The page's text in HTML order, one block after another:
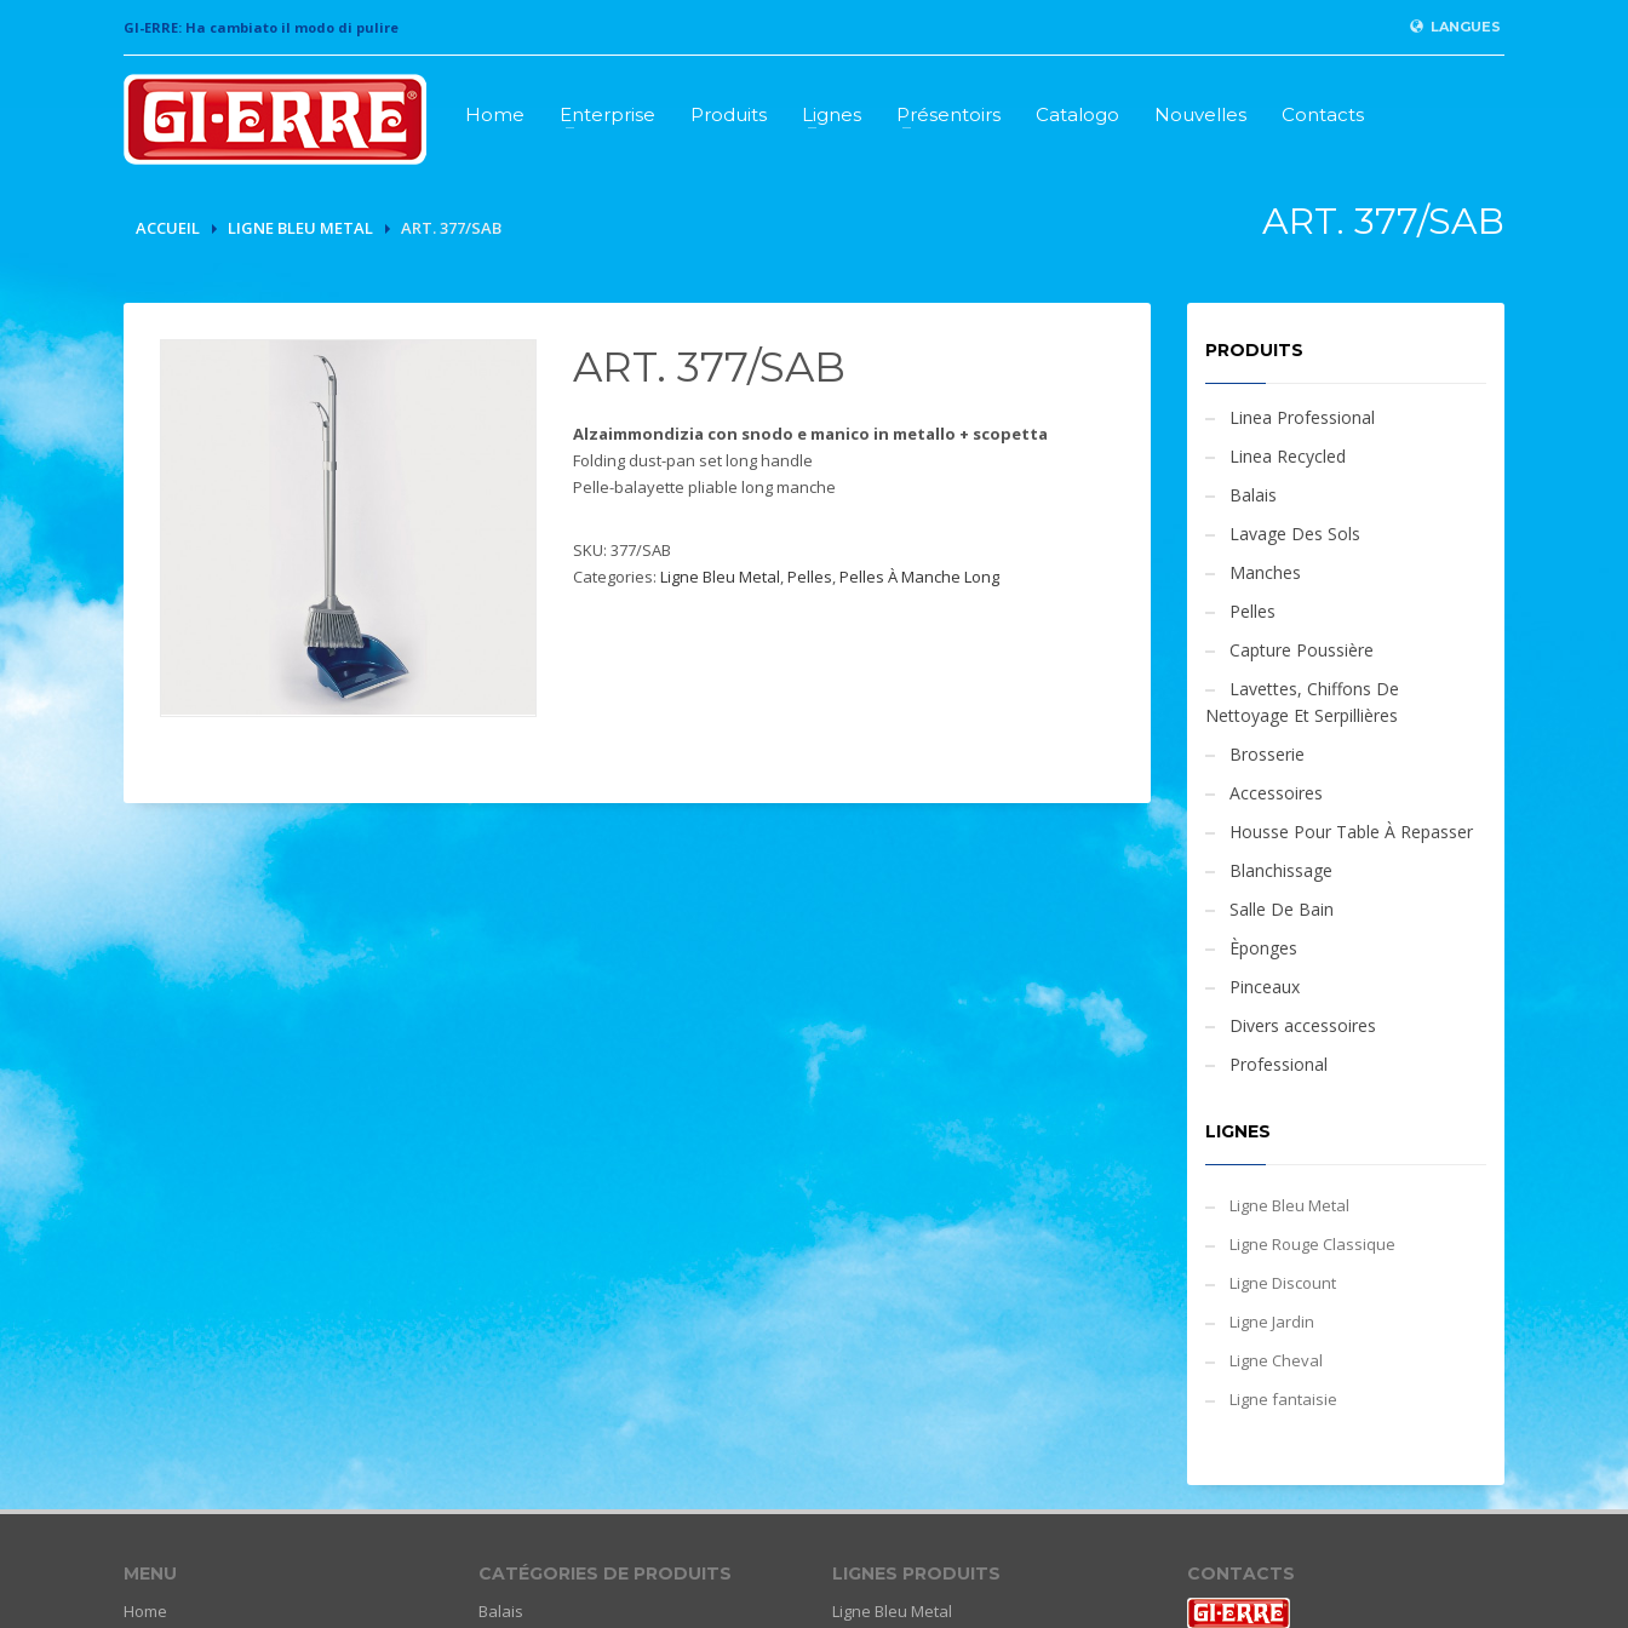
LANGUES
GI-ERRE: Ha cambiato il modo di pulire
Home Enterprise Produits Lignes Présentoirs Catalogo Nouvelles Contacts
ACCUEIL LIGNE BLEU METAL ART. 377/SAB ART. 377/SAB
ART. 377/SAB
Alzaimmondizia con snodo e manico in metallo + scopetta
Folding dust-pan set long handle
Pelle-balayette pliable long manche
SKU: 377/SAB
Categories: Ligne Bleu Metal,Pelles,Pelles À Manche Long
PRODUITS
Linea Professional
Linea Recycled
Balais
Lavage Des Sols
Manches
Pelles
Capture Poussière
Lavettes, Chiffons De
Nettoyage Et Serpillières
Brosserie
Accessoires
Housse Pour Table À Repasser
Blanchissage
Salle De Bain
Èponges
Pinceaux
Divers accessoires
Professional
LIGNES
Ligne Bleu Metal
Ligne Rouge Classique
Ligne Discount
Ligne Jardin
Ligne Cheval
Ligne fantaisie
MENU
Home
CATÉGORIES DE PRODUITS
Balais
LIGNES PRODUITS
Ligne Bleu Metal
CONTACTS